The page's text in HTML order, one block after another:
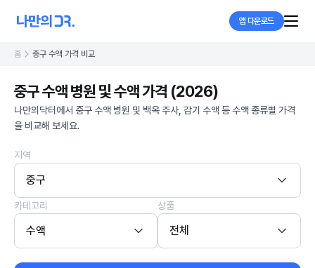
앱 다운로드
홈 중구 수액 가격 비교
중구 수액 병원 및 수액 가격 (2026)
나만의닥터에서 중구 수액 병원 및 백옥 주사, 감기 수액 등 수액 종류별 가격
을 비교해 보세요.
지역
중구
카테고리
수액
상품
전체